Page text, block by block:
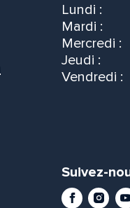
Lundi :
Mardi :
Mercredi :
Jeudi :
Vendredi :
Suivez-
Facebook